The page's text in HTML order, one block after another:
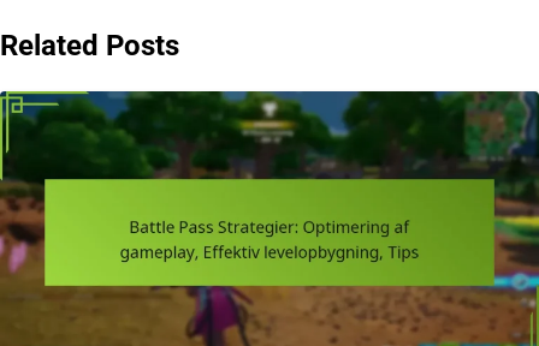
Related Posts